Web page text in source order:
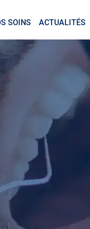
SOINS ACTUALITÉS